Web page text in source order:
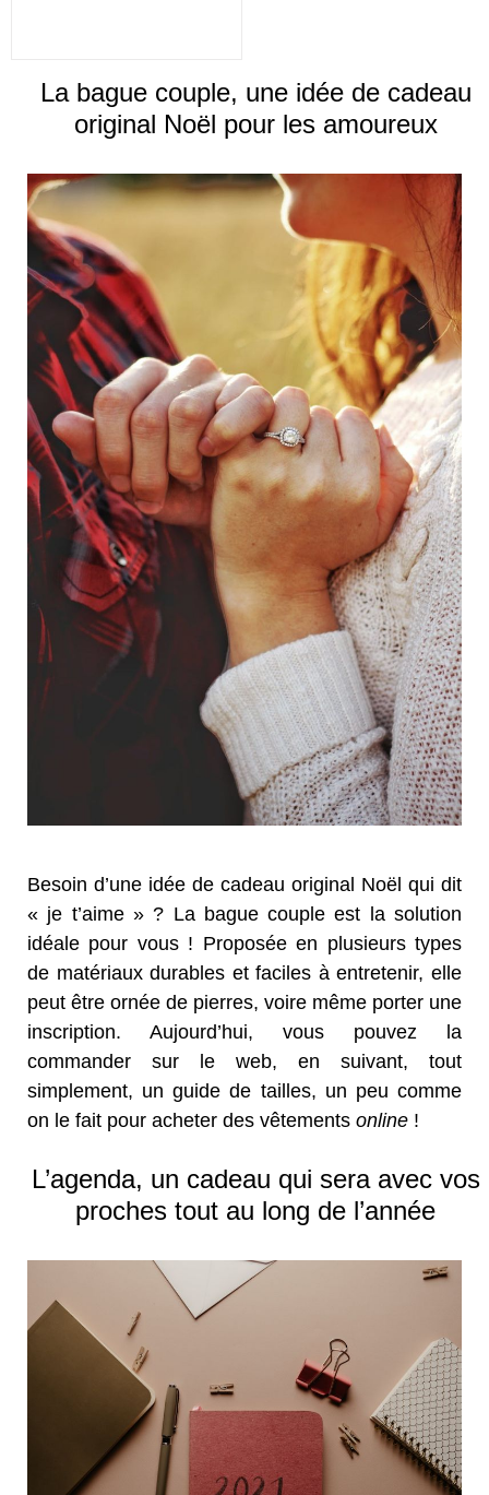
La bague couple, une idée de cadeau
original Noël pour les amoureux
Besoin d’une idée de cadeau original Noël qui dit
« je t’aime » ? La bague couple est la solution
idéale pour vous ! Proposée en plusieurs types
de matériaux durables et faciles à entretenir, elle
peut être ornée de pierres, voire même porter une
inscription. Aujourd’hui, vous pouvez la
commander sur le web, en suivant, tout
simplement, un guide de tailles, un peu comme
on le fait pour acheter des vêtements online !
L’agenda, un cadeau qui sera avec vos
proches tout au long de l’année